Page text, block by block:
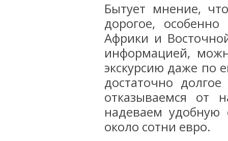
Бытует мнение,
дорогое,
Африки и
информацией,
экскурсию даже по
достаточно
отказываемся от
надеваем удобную
около сотни евро.